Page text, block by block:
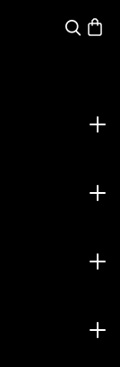
Panier